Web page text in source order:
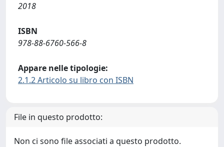
2018
ISBN
978-88-6760-566-8
Appare nelle tipologie:
2.1.2 Articolo su libro con ISBN
File in questo prodotto:
Non ci sono file associati a questo prodotto.